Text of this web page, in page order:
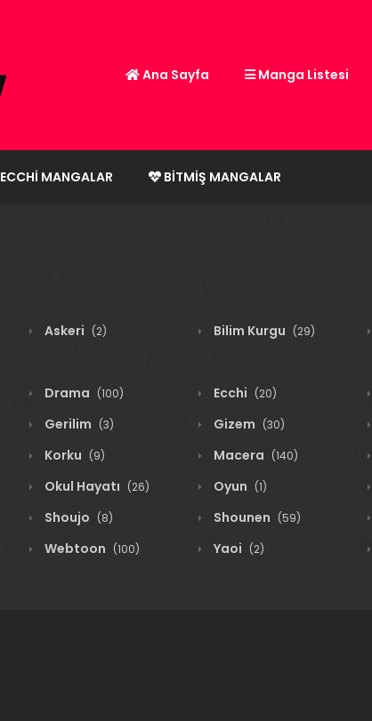
Ana Sayfa Manga Listesi
ECCHI MANGALAR BITMIŞ MANGALAR
Askeri (2) Bilim Kurgu (29)
Drama (100) Ecchi (20)
Gerilim (3) Gizem (30)
Korku (9) Macera (140)
Okul Hayatı (26) Oyun (1)
Shoujo (8) Shounen (59)
Webtoon (100) Yaoi (2)